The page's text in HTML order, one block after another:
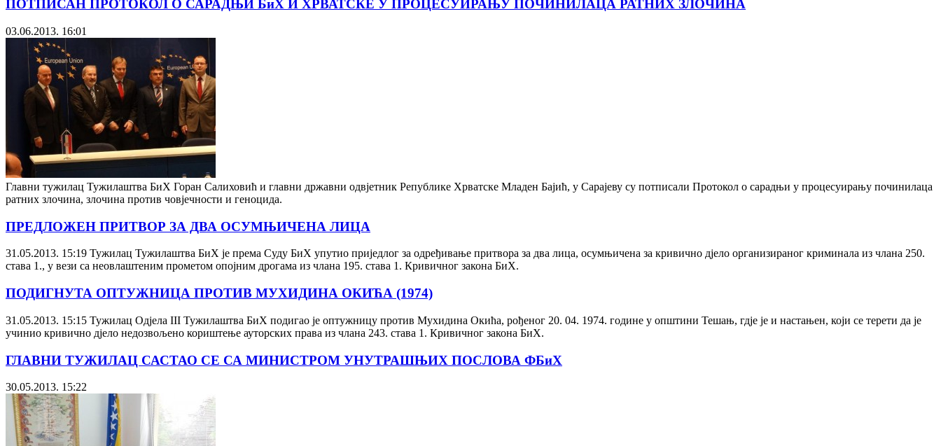
ПОТПИСАН ПРОТОКОЛ О САРАДЊИ БиХ И ХРВАТСКЕ У ПРОЦЕСУИРАЊУ ПОЧИНИЛАЦА РАТНИХ ЗЛОЧИНА
03.06.2013. 16:01
Главни тужилац Тужилаштва БиХ Горан Салиховић и главни државни одвјетник Републике Хрватске Младен Бајић, у Сарајеву су потписали Протокол о сарадњи у процесуирању починилаца
ратних злочина, злочина против човјечности и геноцида.
ПРЕДЛОЖЕН ПРИТВОР ЗА ДВА ОСУМЊИЧЕНА ЛИЦА
31.05.2013. 15:19 Тужилац Тужилаштва БиХ је према Суду БиХ упутио приједлог за одређивање притвора за два лица, осумњичена за кривично дјело организираног криминала из члана 250.
става 1., у вези са неовлаштеним прометом опојним дрогама из члана 195. става 1. Кривичног закона БиХ.
ПОДИГНУТА ОПТУЖНИЦА ПРОТИВ МУХИДИНА ОКИЋА (1974)
31.05.2013. 15:15 Тужилац Одјела III Тужилаштва БиХ подигао је оптужницу против Мухидина Окића, рођеног 20. 04. 1974. године у општини Тешањ, гдје је и настањен, који се терети да је
учинио кривично дјело недозвољено кориштење ауторских права из члана 243. става 1. Кривичног закона БиХ.
ГЛАВНИ ТУЖИЛАЦ САСТАО СЕ СА МИНИСТРОМ УНУТРАШЊИХ ПОСЛОВА ФБиХ
30.05.2013. 15:22